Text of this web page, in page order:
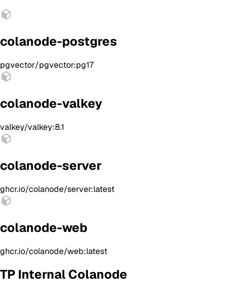
colanode-postgres
pgvector/pgvector:pg17
colanode-valkey
valkey/valkey:8.1
colanode-server
ghcr.io/colanode/server:latest
colanode-web
ghcr.io/colanode/web:latest
TP Internal Colanode